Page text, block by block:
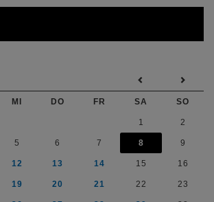
MI DO FR SA SO
1 2
5 6 7 8 9
12 13 14 15 16
19 20 21 22 23